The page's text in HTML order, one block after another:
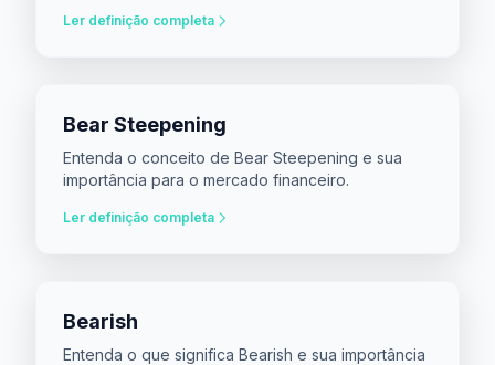
Ler definição completa
Bear Steepening
Entenda o conceito de Bear Steepening e sua
importância para o mercado financeiro.
Ler definição completa
Bearish
Entenda o que significa Bearish e sua importância